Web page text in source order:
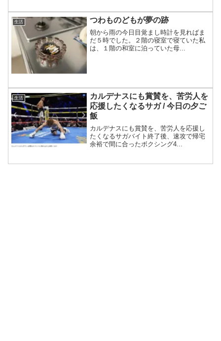
生活 つわものどもが夢の跡
朝から雨の今日目覚まし時計を見ればま
だ５時でした。２階の寝室で寝ていた私
は、１階の和室に泊っていた母...
生活
カルデナスにも賞賛を、苦労人を
応援したくなるサガ / 今日の夕ご
飯
カルデナスにも賞賛を、苦労人を応援し
たくなるサガバイト終了後、速攻で帰宅
余裕で間に合ったボクシング4...